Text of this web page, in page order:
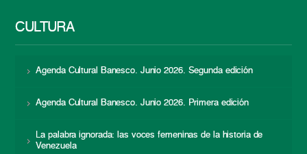
CULTURA
Agenda Cultural Banesco. Junio 2026. Segunda edición
Agenda Cultural Banesco. Junio 2026. Primera edición
La palabra ignorada: las voces femeninas de la historia de
Venezuela